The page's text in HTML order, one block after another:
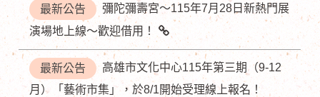
最新公告
彌陀彌壽宮～115年7月28日新熱門展
演場地上線～歡迎借用！
最新公告
高雄市文化中心115年第三期（9-12
月）「藝術市集」，於8/1開始受理線上報名！